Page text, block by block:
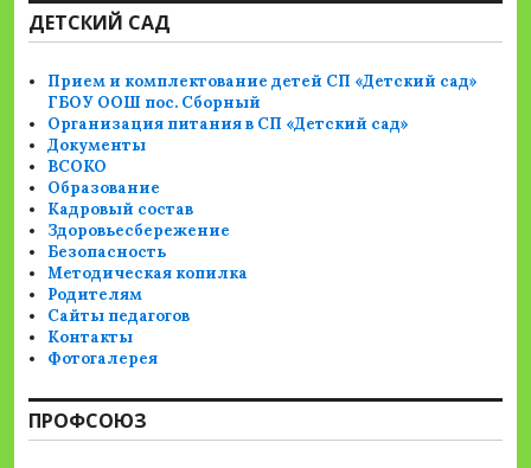
ДЕТСКИЙ САД
Прием и комплектование детей СП «Детский сад»
ГБОУ ООШ пос. Сборный
Организация питания в СП «Детский сад»
Документы
ВСОКО
Образование
Кадровый состав
Здоровьесбережение
Безопасность
Методическая копилка
Родителям
Сайты педагогов
Контакты
Фотогалерея
ПРОФСОЮЗ